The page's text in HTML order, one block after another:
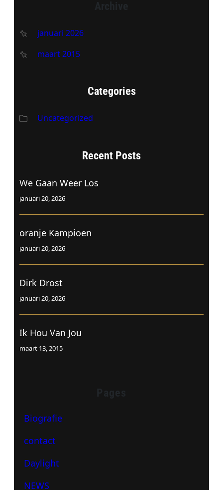
januari 2026
maart 2015
Categories
Uncategorized
Recent Posts
We Gaan Weer Los
januari 20, 2026
oranje Kampioen
januari 20, 2026
Dirk Drost
januari 20, 2026
Ik Hou Van Jou
maart 13, 2015
Biografie
contact
Daylight
NEWS